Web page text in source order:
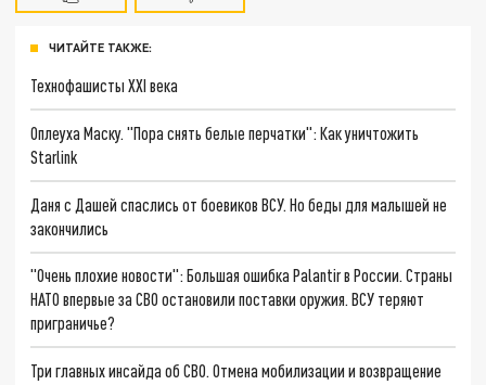
ЧИТАЙТЕ ТАКЖЕ:
Технофашисты XXI века
Оплеуха Маску. "Пора снять белые перчатки": Как уничтожить
Starlink
Даня с Дашей спаслись от боевиков ВСУ. Но беды для малышей не
закончились
"Очень плохие новости": Большая ошибка Palantir в России. Страны
НАТО впервые за СВО остановили поставки оружия. ВСУ теряют
приграничье?
Три главных инсайда об СВО. Отмена мобилизации и возвращение